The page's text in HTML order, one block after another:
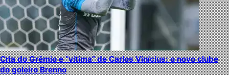
Cria do Grêmio e “vítima” de Carlos Vinícius: o novo clube
do goleiro Brenno